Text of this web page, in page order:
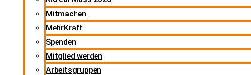
Mitmachen
MehrKraft
Spenden
Mitglied werden
Arbeitsgruppen